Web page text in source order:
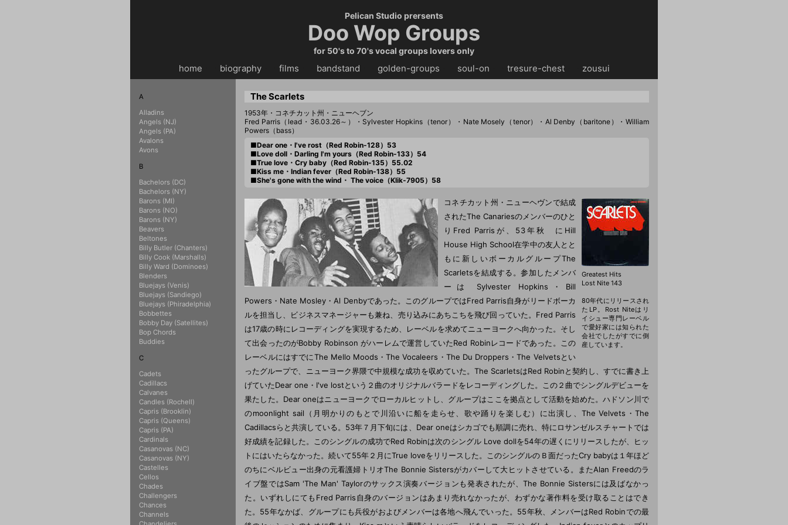
Pelican Studio prersents
Doo Wop Groups
for 50's to 70's vocal groups lovers only
home biography・・ films bandstand golden-groups soul-on tresure-chest・・ zousui
The Scarlets
1953年・コネチカット州・ニューヘブン
Fred Parris（lead・36.03.26～）・Sylvester Hopkins（tenor）・Nate Mosely（tenor）・Al Denby（baritone）・William
Powers（bass）
■Dear one・I've rost（Red Robin-128）53
■Love doll・Darling I'm yours（Red Robin-133）54
■True love・Cry baby（Red Robin-135）55.02
■Kiss me・Indian fever（Red Robin-138）55
■She's gone with the wind・ The voice（Klik-7905）58
Greatest Hits
Lost Nite 143
80年代にリリースされ
たLP。Rost Niteはリ
イシュー専門レーベル
で愛好家には知られた
会社でしたがすでに倒
産しています。
コネチカット州・ニューヘヴンで結成
されたThe Canariesのメンバーのひと
りFred Parrisが、53年秋 にHill
House High School在学中の友人とと
もに新しいボーカルグループThe
Scarletsを結成する。参加したメンバ
ーは Sylvester Hopkins・Bill
Powers・Nate Mosley・Al Denbyであった。このグループではFred Parris自身がリードボーカ
ルを担当し、ビジネスマネージャーも兼ね、売り込みにあちこちを飛び回っていた。Fred Parris
は17歳の時にレコーディングを実現するため、レーベルを求めてニューヨークへ向かった。そし
て出会ったのがBobby Robinson がハーレムで運営していたRed Robinレコードであった。この
レーベルにはすでにThe Mello Moods・The Vocaleers・The Du Droppers・The Velvetsとい
ったグループで、ニューヨーク界隈で中規模な成功を収めていた。The ScarletsはRed Robinと契約し、すでに書き上
げていたDear one・I've lostという２曲のオリジナルバラードをレコーディングした。この２曲でシングルデビューを
果たした。Dear oneはニューヨークでローカルヒットし、グループはここを拠点として活動を始めた。ハドソン川で
のmoonlight sail（月明かりのもとで川沿いに船を走らせ、歌や踊りを楽しむ）に出演し、The Velvets・The
Cadillacsらと共演している。53年７月下旬には、Dear oneはシカゴでも順調に売れ、特にロサンゼルスチャートでは
好成績を記録した。このシングルの成功でRed Robinは次のシングル Love dollを54年の遅くにリリースしたが、ヒッ
トにはいたらなかった。続いて55年２月にTrue loveをリリースした。このシングルのＢ面だったCry babyは１年ほど
のちにベルビュー出身の元看護婦トリオThe Bonnie Sistersがカバーして大ヒットさせている。またAlan Freedのラ
イブ盤ではSam 'The Man' Taylorのサックス演奏バージョンも発表されたが、The Bonnie Sistersには及ばなかっ
た。いずれしにてもFred Parris自身のバージョンはあまり売れなかったが、わずかな著作料を受け取ることはでき
た。55年なかば、グループにも兵役がおよびメンバーは各地へ飛んでいった。55年秋、メンバーはRed Robinでの最
A
Alladins
Angels (NJ)
Angels (PA)
Avalons
Avons
B
Bachelors (DC)
Bachelors (NY)
Barons (MI)
Barons (NO)
Barons (NY)
Beavers
Beltones
Billy Butler (Chanters)
Billy Cook (Marshalls)
Billy Ward (Dominoes)
Blenders
Bluejays (Venis)
Bluejays (Sandiego)
Bluejays (Phiradelphia)
Bobbettes
Bobby Day (Satellites)
Bop Chords
Buddies
C
Cadets
Cadillacs
Calvanes
Candles (Rochell)
Capris (Brooklin)
Capris (Queens)
Capris (PA)
Cardinals
Casanovas (NC)
Casanovas (NY)
Castelles
Cellos
Chades
Challengers
Chances
Channels